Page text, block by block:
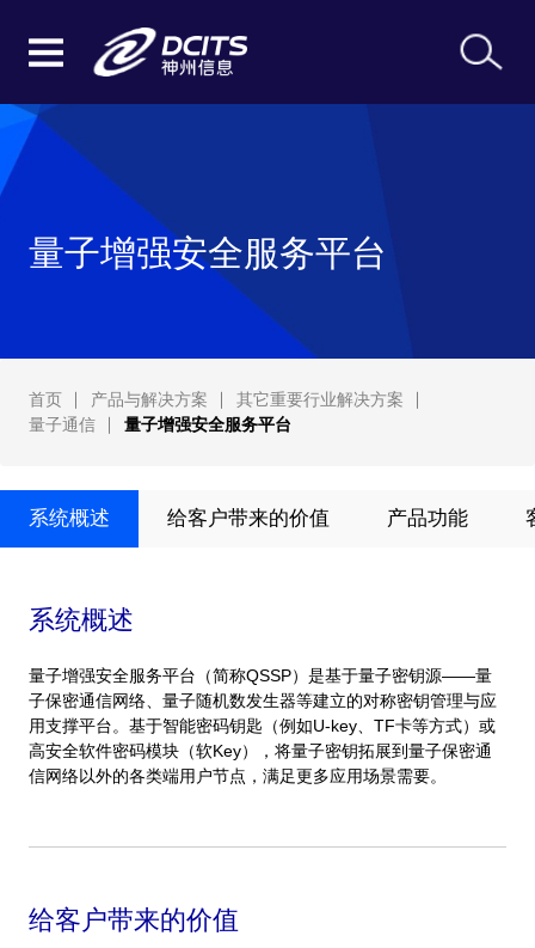
量子增强安全服务平台
首页 产品与解决方案
其它重要行业解决方案
量子通信
量子增强安全服务平台
系统概述 给客户带来的价值 产品功能
系统概述
量子增强安全服务平台（简称QSSP）是基于量子密钥源——量
子保密通信网络、量子随机数发生器等建立的对称密钥管理与应
用支撑平台。基于智能密码钥匙（例如U-key、TF卡等方式）或
高安全软件密码模块（软Key），将量子密钥拓展到量子保密通
信网络以外的各类端用户节点，满足更多应用场景需要。
给客户带来的价值